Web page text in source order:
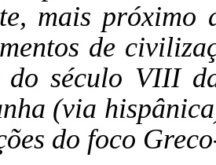
mais
de
século VIII
(via
do foco